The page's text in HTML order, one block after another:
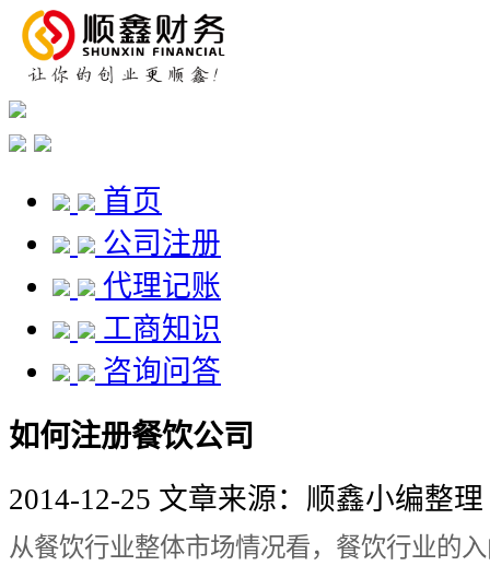
首页
公司注册
代理记账
工商知识
咨询问答
如何注册餐饮公司
2014-12-25 文章来源：顺鑫小编整理
从餐饮行业整体市场情况看，餐饮行业的